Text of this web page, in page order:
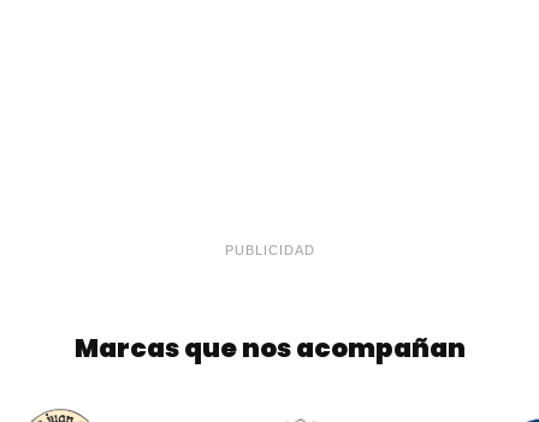
PUBLICIDAD
Marcas que nos acompañan